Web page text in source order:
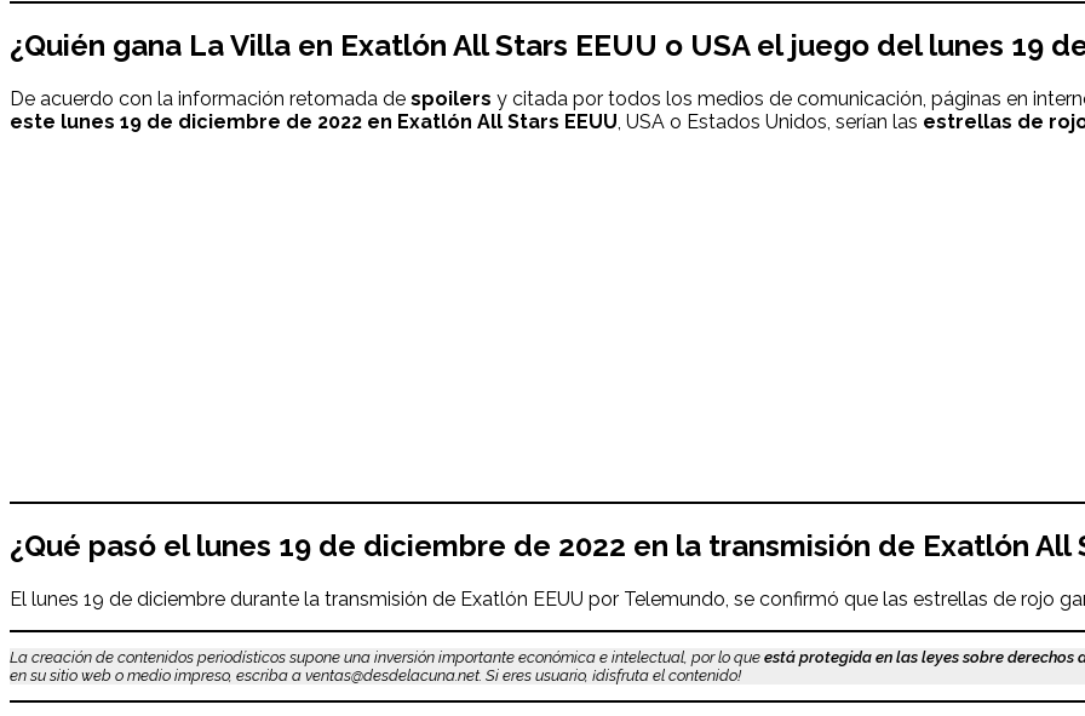
¿Quién gana La Villa en Exatlón All Stars EEUU o USA el juego del lunes 19
De acuerdo con la información retomada de spoilers y citada por todos los medios de comunicación, páginas en
este lunes 19 de diciembre de 2022 en Exatlón All Stars EEUU, USA o Estados Unidos, serían las estrellas de
¿Qué pasó ellunes 19 de diciembre de 2022 en la transmisión de Exatlón All
El lunes 19 de diciembre durante la transmisión de Exatlón EEUU por Telemundo, se confirmó que las estrellas de rojo
La creación de contenidos periodísticos supone una inversión importante económica e intelectual, por lo que está protegida en las leyes sobre derechos
en su sitio web o medio impreso, escriba a ventas@desdelacuna.net. Si eres usuario, ¡disfruta el contenido!